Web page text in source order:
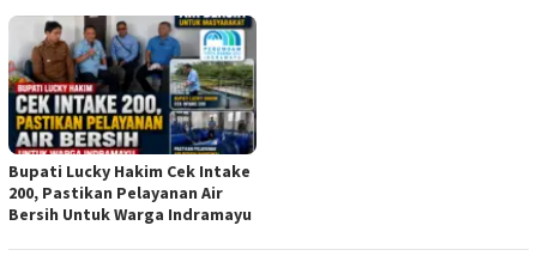
Bupati Lucky Hakim Cek Intake
200, Pastikan Pelayanan Air
Bersih Untuk Warga Indramayu